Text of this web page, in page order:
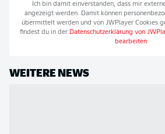
Ich bin damit einverstanden, dass mir
angezeigt werden. Damit können
übermittelt werden und von JWPlayer Cookies
findest du in der Datenschutzerklärung von
bearbeiten
WEITERE NEWS